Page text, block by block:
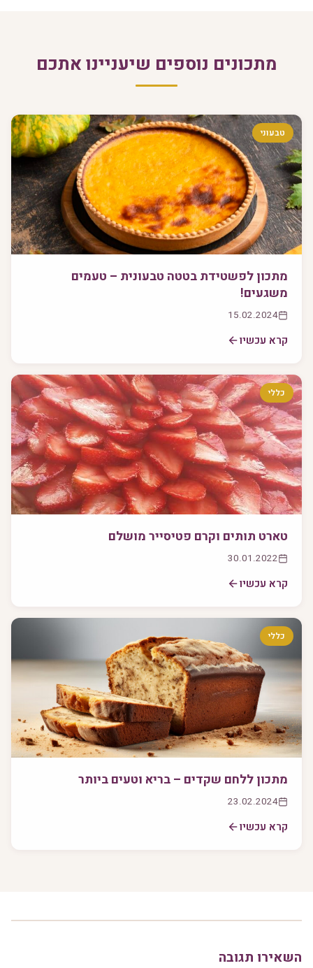
מתכונים נוספים שיעניינו אתכם
טבעוני
מתכון לפשטידת בטטה טבעונית – טעמים
משגעים!
15.02.2024
קרא עכשיו
כללי
טארט תותים וקרם פטיסייר מושלם
30.01.2022
קרא עכשיו
כללי
מתכון ללחם שקדים – בריא וטעים ביותר
23.02.2024
קרא עכשיו
השאירו תגובה